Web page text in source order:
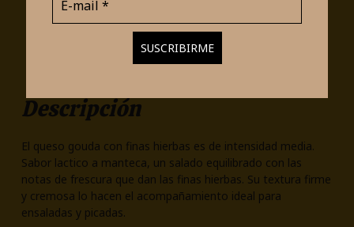
Descripción
El queso gouda con finas hierbas es de intensidad media.
Sabor lactico a manteca, un salado equilibrado con las
notas de frescura que dan las finas hierbas. Su textura firme
y cremosa lo hacen el acompañamiento ideal para
ensaladas y picadas.